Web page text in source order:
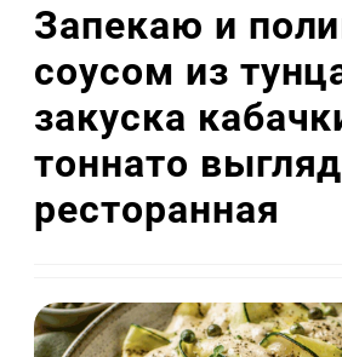
Запекаю и
соусом из
закуска
тоннато
ресторанная